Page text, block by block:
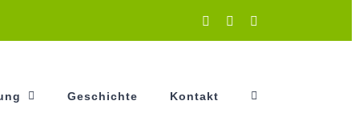
InstagramFacebook
Geschichte Kontakt